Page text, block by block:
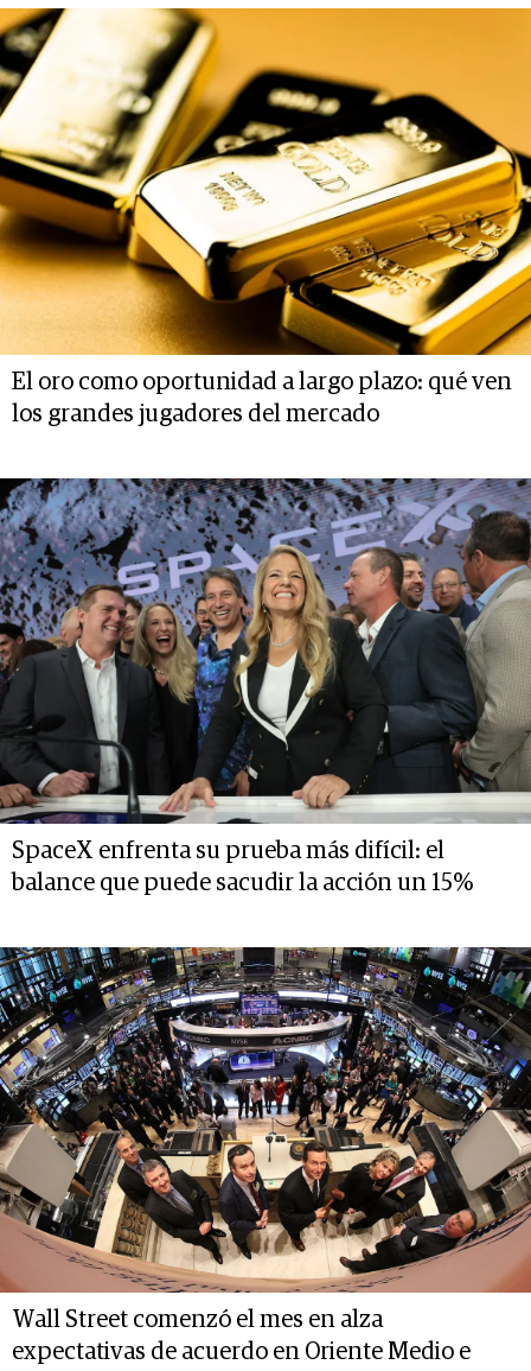
El oro como oportunidad a largo plazo: qué ven
los grandes jugadores del mercado
SpaceX enfrenta su prueba más difícil: el
balance que puede sacudir la acción un 15%
Wall Street comenzó el mes en alza
expectativas de acuerdo en Oriente Medio e